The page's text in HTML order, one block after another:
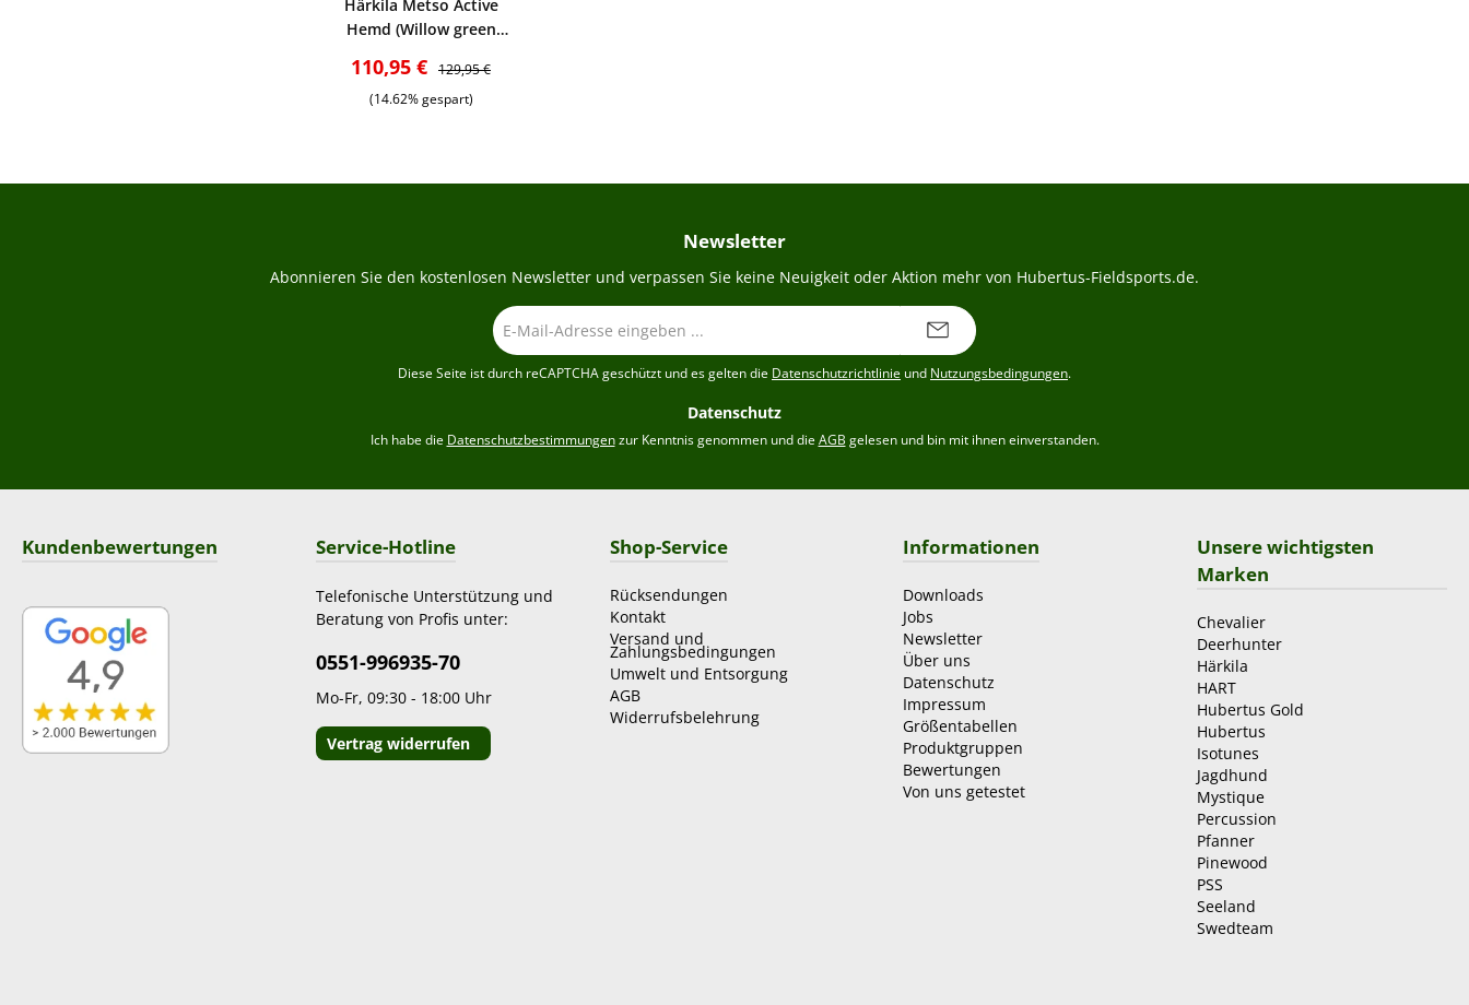
Härkila Metso Active
Hemd (Willow green
Verkaufspreis:
110,95 € Regulärer Preis:
129,95 €
(14.62% gespart)
Newsletter
Abonnieren Sie den kostenlosen Newsletter und verpassen Sie keine Neuigkeit oder Aktion mehr von Hubertus-Fieldsports.de.
E-
Mail-
Adresse
Diese Seite ist durch reCAPTCHA geschützt und es gelten die Datenschutzrichtlinie und Nutzungsbedingungen.
Datenschutz
Ich habe die Datenschutzbestimmungenzur Kenntnis genommen und dieAGB gelesen und bin mit ihnen einverstanden.
Service-Hotline
Telefonische Unterstützung und
Beratung von Profis unter:
0551-996935-70
Mo-Fr, 09:30 - 18:00 Uhr
Vertrag widerrufen
Shop-Service
Rücksendungen
Kontakt
Versand und
Zahlungsbedingungen
Umwelt und Entsorgung
AGB
Widerrufsbelehrung
Informationen
Downloads
Jobs
Newsletter
Über uns
Datenschutz
Impressum
Größentabellen
Produktgruppen
Bewertungen
Von uns getestet
Unsere wichtigsten
Marken
Chevalier
Deerhunter
Härkila
HART
Hubertus Gold
Hubertus
Isotunes
Jagdhund
Mystique
Percussion
Pfanner
Pinewood
PSS
Seeland
Swedteam
Kundenbewertungen